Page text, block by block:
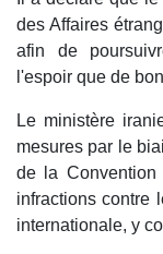
des Affaires
afin de
l'espoir que de
Le ministère
mesures par le
de la Convention
infractions contre
internationale, y